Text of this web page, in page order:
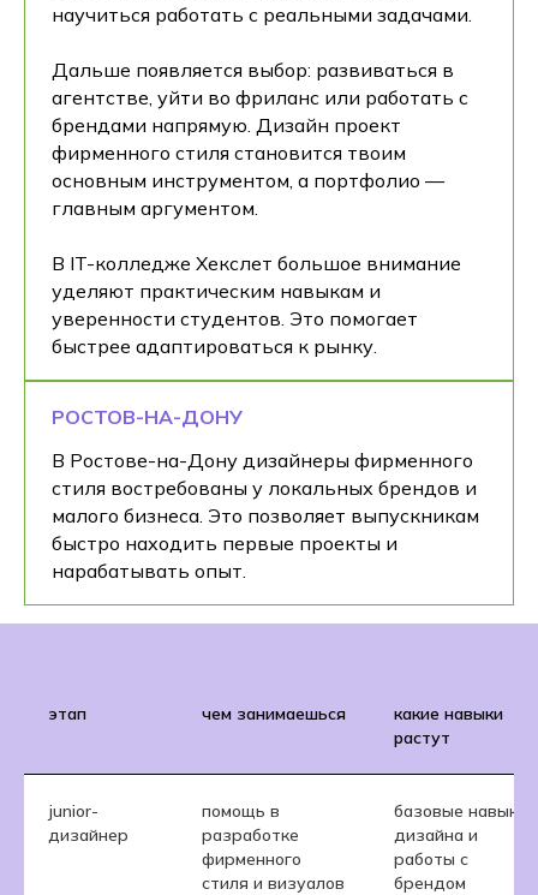
научиться работать с реальными задачами.
Дальше появляется выбор: развиваться в
агентстве, уйти во фриланс или работать с
брендами напрямую. Дизайн проект
фирменного стиля становится твоим
основным инструментом, а портфолио —
главным аргументом.
В IT-колледже Хекслет большое внимание
уделяют практическим навыкам и
уверенности студентов. Это помогает
быстрее адаптироваться к рынку.
РОСТОВ-НА-ДОНУ
В Ростове-на-Дону дизайнеры фирменного
стиля востребованы у локальных брендов и
малого бизнеса. Это позволяет выпускникам
быстро находить первые проекты и
нарабатывать опыт.
этап чем занимаешься
какие навыки
растут
junior-
дизайнер
помощь в
разработке
фирменного
стиля и визуалов
базовые навыки
дизайна и
работы с
брендом